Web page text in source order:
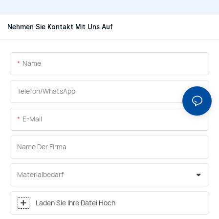
Nehmen Sie Kontakt Mit Uns Auf
Name
Telefon/WhatsApp
E-Mail
Name Der Firma
Materialbedarf
Laden Sie Ihre Datei Hoch